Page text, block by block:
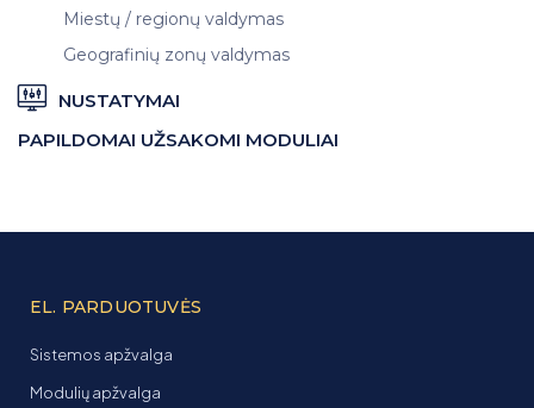
Miestų / regionų valdymas
Geografinių zonų valdymas
NUSTATYMAI
PAPILDOMAI UŽSAKOMI MODULIAI
EL. PARDUOTUVĖS
Sistemos apžvalga
Modulių apžvalga